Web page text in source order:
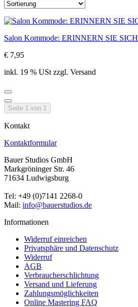
Salon Kommode: ERINNERN SIE SICH
€ 7,95
inkl. 19 % USt zzgl. Versand
Seite 1 von 1
Kontakt
Kontaktformular
Bauer Studios GmbH
Markgröninger Str. 46
71634 Ludwigsburg
Tel: +49 (0)7141 2268-0
Mail: info@bauerstudios.de
Informationen
Widerruf einreichen
Privatsphäre und Datenschutz
Widerruf
AGB
Verbraucherschlichtung
Versand und Lieferung
Zahlungsmöglichkeiten
Online Mastering FAQ